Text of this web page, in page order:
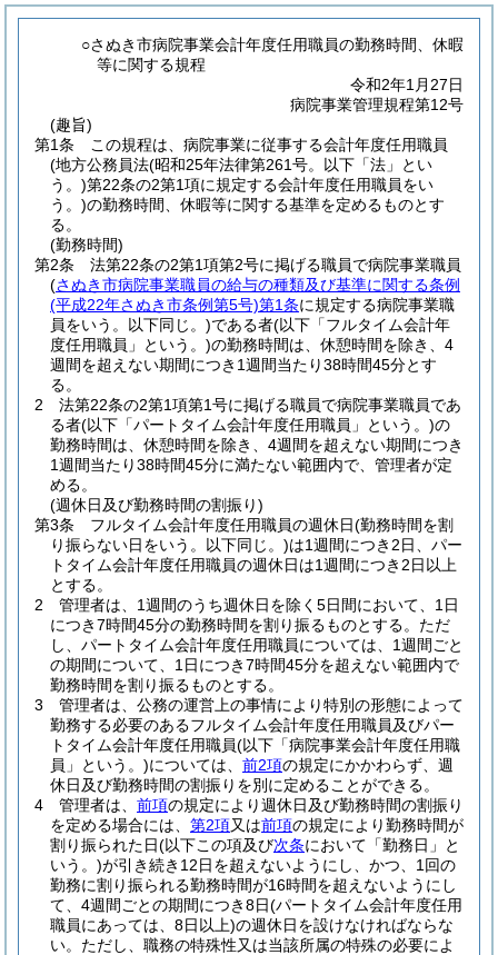
○さぬき市病院事業会計年度任用職員の勤務時間、休暇
等に関する規程
令和2年1月27日
病院事業管理規程第12号
(趣旨)
第1条
この規程は、病院事業に従事する会計年度任用職員
(地方公務員法(昭和25年法律第261号。以下「法」とい
う。)第22条の2第1項に規定する会計年度任用職員をい
う。)の勤務時間、休暇等に関する基準を定めるものとす
る。
(勤務時間)
第2条
法第22条の2第1項第2号に掲げる職員で病院事業職員
(さぬき市病院事業職員の給与の種類及び基準に関する条例
(平成22年さぬき市条例第5号)第1条に規定する病院事業職
員をいう。以下同じ。)である者(以下「フルタイム会計年
度任用職員」という。)の勤務時間は、休憩時間を除き、4
週間を超えない期間につき1週間当たり38時間45分とす
る。
2
法第22条の2第1項第1号に掲げる職員で病院事業職員であ
る者(以下「パートタイム会計年度任用職員」という。)の
勤務時間は、休憩時間を除き、4週間を超えない期間につき
1週間当たり38時間45分に満たない範囲内で、管理者が定
める。
(週休日及び勤務時間の割振り)
第3条
フルタイム会計年度任用職員の週休日(勤務時間を割
り振らない日をいう。以下同じ。)は1週間につき2日、パー
トタイム会計年度任用職員の週休日は1週間につき2日以上
とする。
2
管理者は、1週間のうち週休日を除く5日間において、1日
につき7時間45分の勤務時間を割り振るものとする。 ただ
し、パートタイム会計年度任用職員については、1週間ごと
の期間について、1日につき7時間45分を超えない範囲内で
勤務時間を割り振るものとする。
3
管理者は、公務の運営上の事情により特別の形態によって
勤務する必要のあるフルタイム会計年度任用職員及びパー
トタイム会計年度任用職員(以下「病院事業会計年度任用職
員」という。)については、 前2項の規定にかかわらず、週
休日及び勤務時間の割振りを別に定めることができる。
4
管理者は、 前項の規定により週休日及び勤務時間の割振り
を定める場合には、 第2項又は前項の規定により勤務時間が
割り振られた日(以下この項及び次条において「勤務日」と
いう。)が引き続き12日を超えないようにし、かつ、1回の
勤務に割り振られる勤務時間が16時間を超えないようにし
て、4週間ごとの期間につき8日(パートタイム会計年度任用
職員にあっては、8日以上)の週休日を設けなければならな
い。 ただし、職務の特殊性又は当該所属の特殊の必要によ